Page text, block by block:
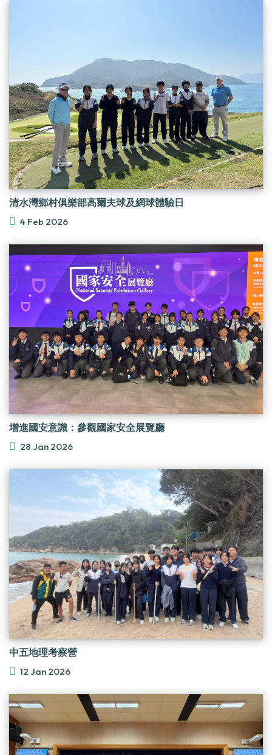
清水灣鄉村俱樂部高爾夫球及網球體驗日
4 Feb 2026
增進國安意識：參觀國家安全展覽廳
28 Jan 2026
中五地理考察營
12 Jan 2026